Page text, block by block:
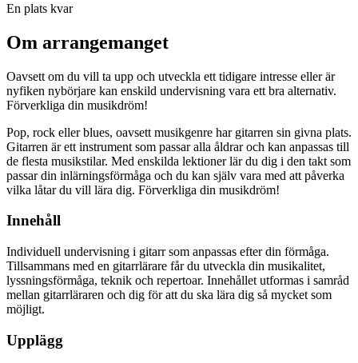
En plats kvar
Om arrangemanget
Oavsett om du vill ta upp och utveckla ett tidigare intresse eller är
nyfiken nybörjare kan enskild undervisning vara ett bra alternativ.
Förverkliga din musikdröm!
Pop, rock eller blues, oavsett musikgenre har gitarren sin givna plats.
Gitarren är ett instrument som passar alla åldrar och kan anpassas till
de flesta musikstilar. Med enskilda lektioner lär du dig i den takt som
passar din inlärningsförmåga och du kan själv vara med att påverka
vilka låtar du vill lära dig. Förverkliga din musikdröm!
Innehåll
Individuell undervisning i gitarr som anpassas efter din förmåga.
Tillsammans med en gitarrlärare får du utveckla din musikalitet,
lyssningsförmåga, teknik och repertoar. Innehållet utformas i samråd
mellan gitarrläraren och dig för att du ska lära dig så mycket som
möjligt.
Upplägg